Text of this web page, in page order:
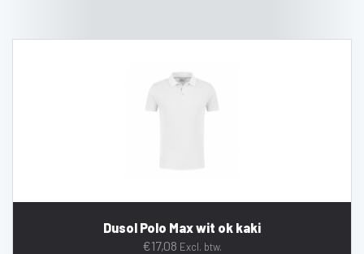
Dusol Polo Max wit ok kaki
€17,08 Excl. btw.